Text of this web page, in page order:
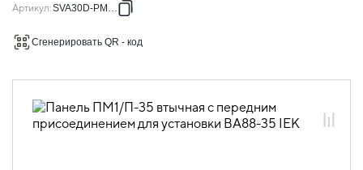
выключатели в литом корпусе и доп.
устройства к автоматическим
выключателям ВА88
Артикул:SVA30D-PM1-P
Сгенерировать QR - код